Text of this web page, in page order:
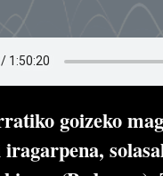
goizeko